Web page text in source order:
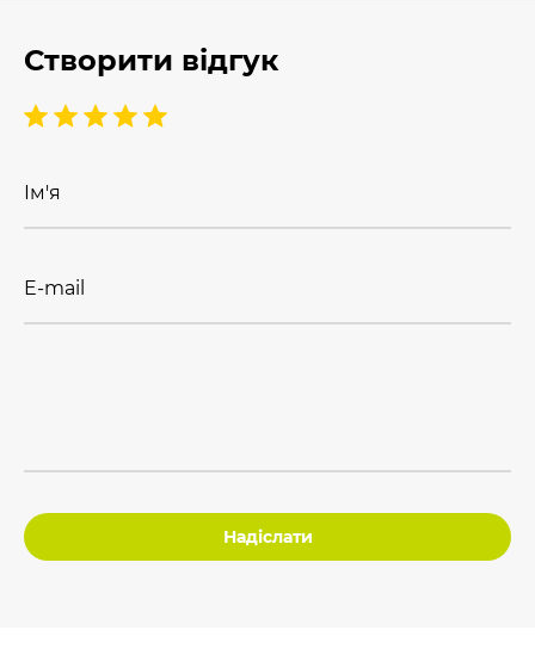
Створити відгук
Ім'я
E-mail
Надіслати